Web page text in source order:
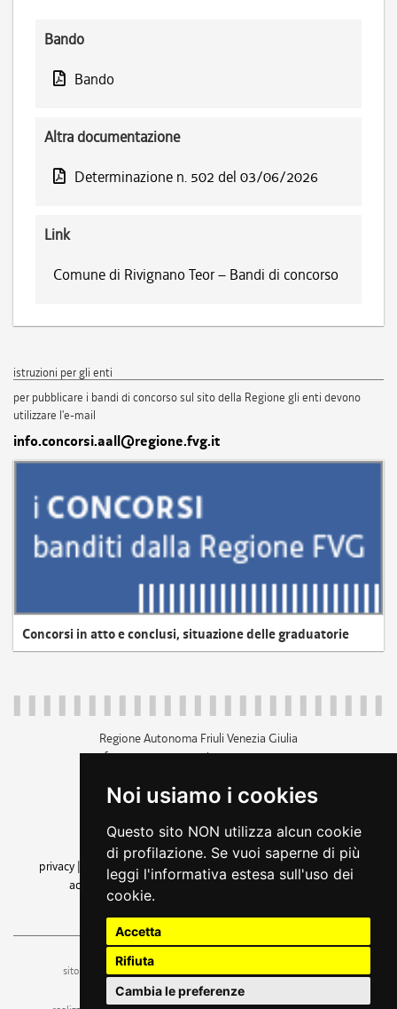
Noi usiamo i cookies
Questo sito NON utilizza alcun cookie
di profilazione. Se vuoi saperne di più
leggi l'informativa estesa sull'uso dei
cookie.
Accetta
Rifiuta
Cambia le preferenze
Bando
Bando
Altra documentazione
Determinazione n. 502 del 03/06/2026
Link
Comune di Rivignano Teor – Bandi di concorso
istruzioni per gli enti
per pubblicare i bandi di concorso sul sito della Regione gli enti devono
utilizzare l'e-mail
info.concorsi.aall@regione.fvg.it
Concorsi in atto e conclusi, situazione delle graduatorie
Regione Autonoma Friuli Venezia Giulia
c.f. 80014930327; p.iva 00526040324
+39 040 3771111
amministrazione trasparente
privacy
cookie |note legali accessibilità
dichiarazione di
accessibilità| feedback
cambio preferenze cookie
sito a cura dell'ufficio stampa e comunicazione